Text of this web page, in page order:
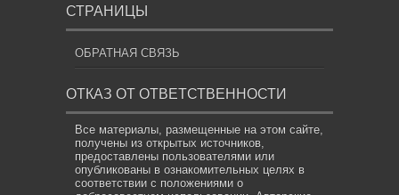
СТРАНИЦЫ
ОБРАТНАЯ СВЯЗЬ
ОТКАЗ ОТ ОТВЕТСТВЕННОСТИ
Все материалы, размещенные на этом сайте,
получены из открытых источников,
предоставлены пользователями или
опубликованы в ознакомительных целях в
соответствии с положениями о